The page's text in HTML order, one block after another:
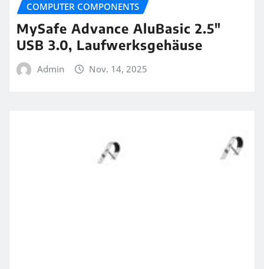
COMPUTER COMPONENTS
MySafe Advance AluBasic 2.5″
USB 3.0, Laufwerksgehäuse
Admin Nov. 14, 2025